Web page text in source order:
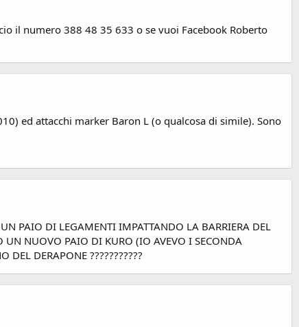
il numero 388 48 35 633 o se vuoi Facebook Roberto
ed attacchi marker Baron L (o qualcosa di simile). Sono
PAIO DI LEGAMENTI IMPATTANDO LA BARRIERA DEL
UN NUOVO PAIO DI KURO (IO AVEVO I SECONDA
DERAPONE ???????????